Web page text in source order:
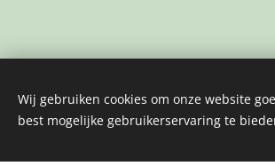
Wij gebruiken cookies om onze website
best mogelijke gebruikerservaring te